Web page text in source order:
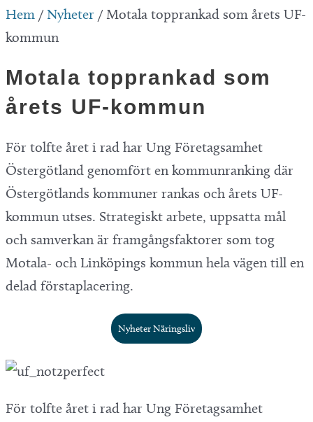
Hem / Nyheter / Motala topprankad som årets UF-
kommun
Motala topprankad som
årets UF-kommun
För tolfte året i rad har Ung Företagsamhet
Östergötland genomfört en kommunranking där
Östergötlands kommuner rankas och årets UF-
kommun utses. Strategiskt arbete, uppsatta mål
och samverkan är framgångsfaktorer som tog
Motala- och Linköpings kommun hela vägen till en
delad förstaplacering.
Nyheter Näringsliv
För tolfte året i rad har Ung Företagsamhet